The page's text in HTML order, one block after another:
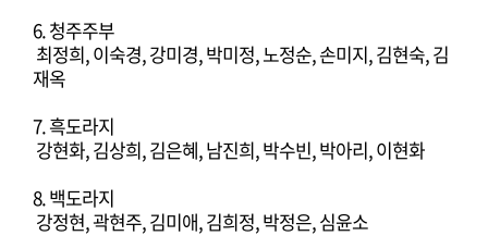
6. 청주주부
최정희, 이숙경, 강미경, 박미정, 노정순, 손미지, 김현숙, 김
재옥
7. 흑도라지
강현화, 김상희, 김은혜, 남진희, 박수빈, 박아리, 이현화
8. 백도라지
강정현, 곽현주, 김미애, 김희정, 박정은, 심윤소